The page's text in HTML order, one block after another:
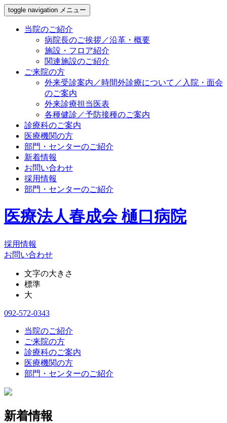
toggle navigation メニュー
当院のご紹介
病院長のご挨拶／沿革・概要
施設・フロア紹介
関連施設のご紹介
ご来院の方
外来受診案内／時間外診療について／入院・面会
のご案内
外来診療担当医表
各種健診／予防接種のご案内
診療科のご案内
医療機関の方
部門・センターのご紹介
新着情報
お問い合わせ
採用情報
部門・センターのご紹介
医療法人春成会 樋口病院
採用情報
お問い合わせ
文字の大きさ
標準
大
092-572-0343
当院のご紹介
ご来院の方
診療科のご案内
医療機関の方
部門・センターのご紹介
新着情報